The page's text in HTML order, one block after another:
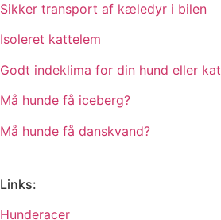
Sikker transport af kæledyr i bilen
Isoleret kattelem
Godt indeklima for din hund eller kat
Må hunde få iceberg?
Må hunde få danskvand?
Links:
Hunderacer